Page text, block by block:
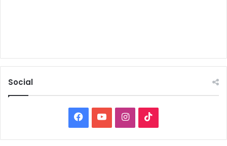
Social
Facebook
YouTubeInstagram